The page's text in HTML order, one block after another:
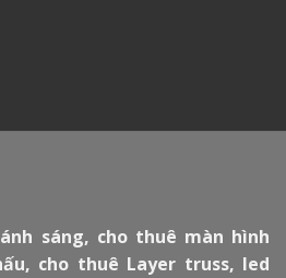
sáng, cho thuê màn hình
cho thuê Layer truss, led